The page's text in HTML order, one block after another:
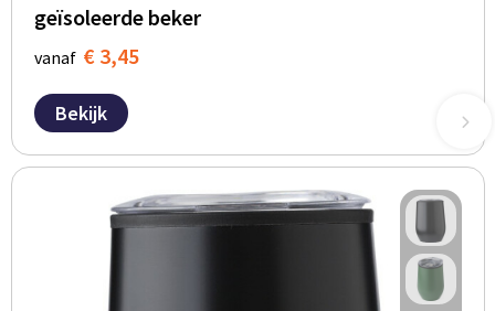
geïsoleerde beker
vanaf € 3,45
Bekijk